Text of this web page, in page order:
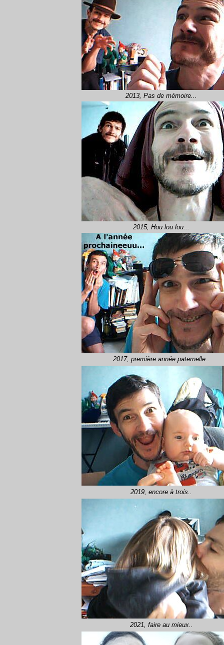
2013, Pas de mémoire...
2015, Hou lou lou...
2017, première année paternelle..
2019, encore à trois..
2021, faire au mieux..